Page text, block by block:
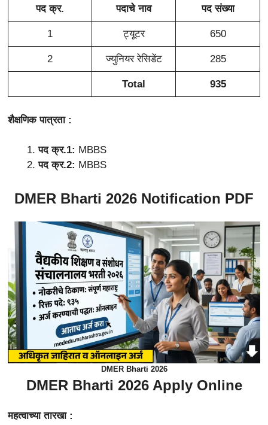
पद क्र. पदाचे नाव पद संख्या
1 ट्यूटर 650
2 ज्युनियर रेसिडेंट 285
Total 935
शैक्षणिक पात्रता :
पद क्र.1: MBBS
पद क्र.2: MBBS
DMER Bharti 2026 Notification PDF
DMER Bharti 2026
DMER Bharti 2026 Apply Online
महत्वाच्या तारखा :